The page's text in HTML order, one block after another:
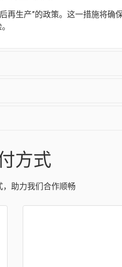
生产”的政策。这一措施将
方式
，助力我们合作顺畅